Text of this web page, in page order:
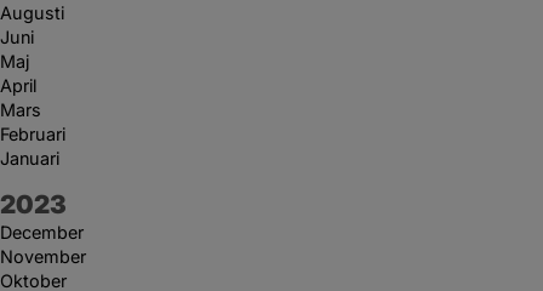
Augusti
Juni
Maj
April
Mars
Februari
Januari
År:
2023
December
November
Oktober